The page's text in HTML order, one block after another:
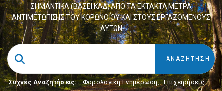
ΣΗΜΑΝΤΙΚΑ (ΒΑΣΕΙ ΚΑΔ) ΑΠΟ ΤΑ ΕΚΤΑΚΤΑ ΜΕΤΡΑ
ΑΝΤΙΜΕΤΩΠΙΣΗΣ ΤΟΥ ΚΟΡΩΝΟΪΟΥ ΚΑΙ ΣΤΟΥΣ ΕΡΓΑΖΟΜΕΝΟΥΣ
ΑΥΤΩΝ
Συχνές Αναζητήσεις: Φορολογικη Ενημέρωση, Επιχειρήσεις